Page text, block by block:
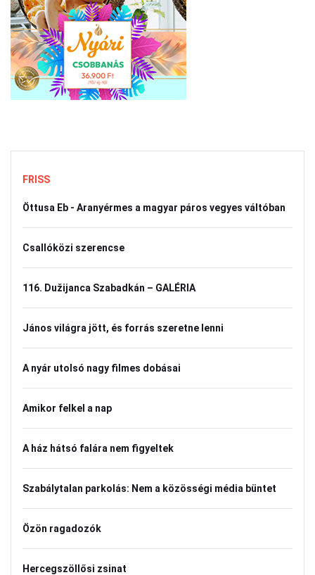
FRISS
Öttusa Eb - Aranyérmes a magyar páros vegyes váltóban
Csallóközi szerencse
116. Dužijanca Szabadkán – GALÉRIA
János világra jött, és forrás szeretne lenni
A nyár utolsó nagy filmes dobásai
Amikor felkel a nap
A ház hátsó falára nem figyeltek
Szabálytalan parkolás: Nem a közösségi média büntet
Özön ragadozók
Hercegszöllősi zsinat